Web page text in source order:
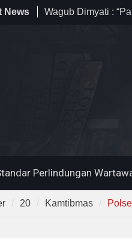
News
Wagub Dimyati :
Labuan, Ribuan
Perlindungan
20 Kamtibmas